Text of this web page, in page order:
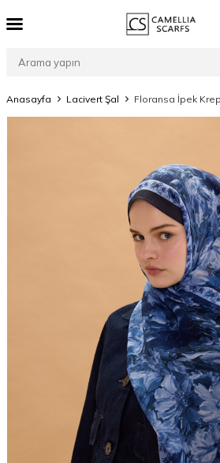
Anasayfa Lacivert Şal Floransa İpek